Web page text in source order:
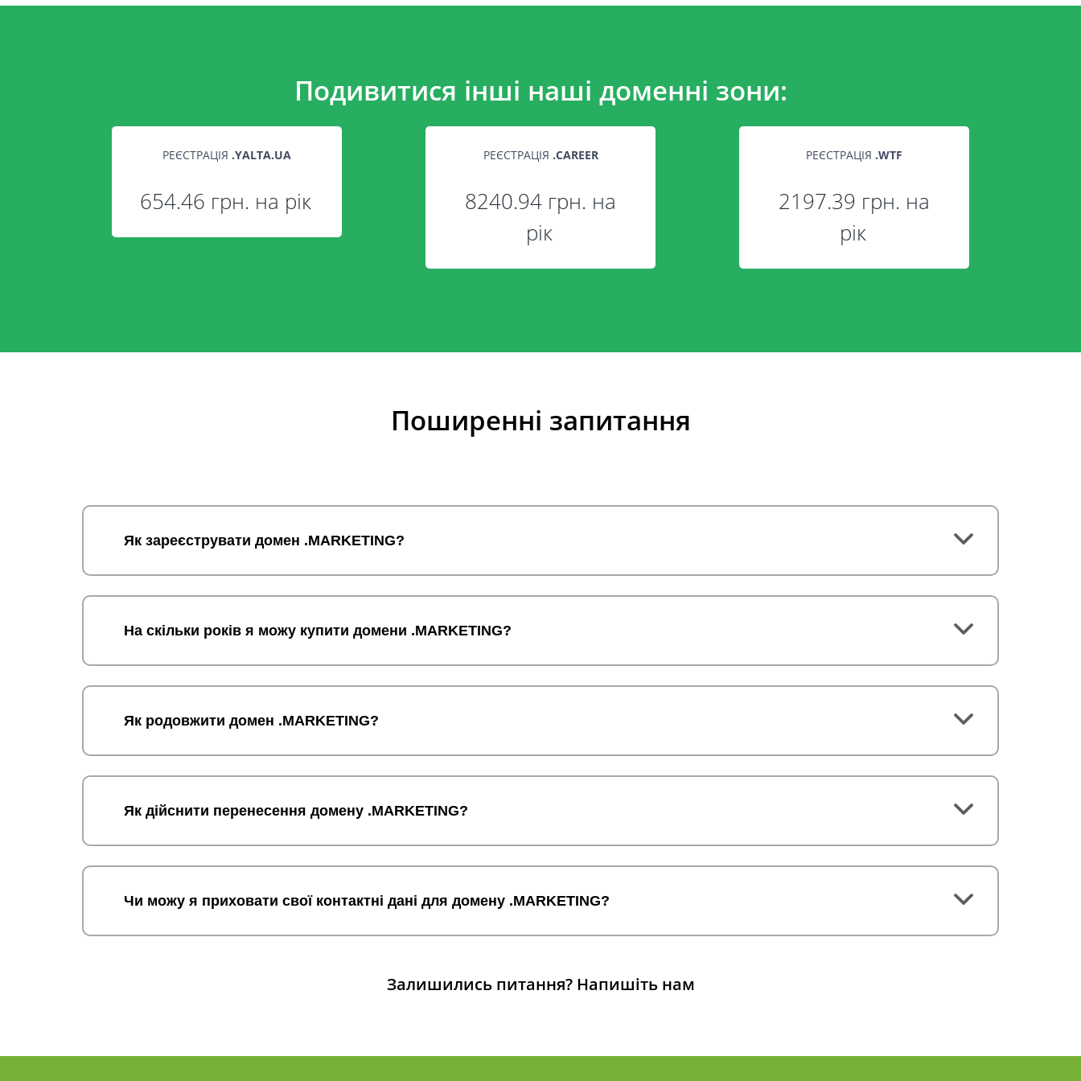
Подивитися інші наші доменні зони:
РЕЄСТРАЦІЯ .YALTA.UA
654.46 грн. на рік
РЕЄСТРАЦІЯ .CAREER
8240.94 грн. на
рік
РЕЄСТРАЦІЯ .WTF
2197.39 грн. на
рік
Поширенні запитання
Як зареєструвати домен .MARKETING?
На скільки років я можу купити домени .MARKETING?
Як родовжити домен .MARKETING?
Як дійснити перенесення домену .MARKETING?
Чи можу я приховати свої контактні дані для домену .MARKETING?
Залишились питання? Напишіть нам